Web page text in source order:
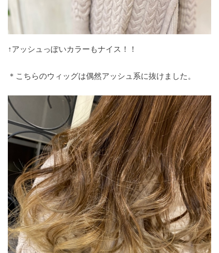
↑アッシュっぽいカラーもナイス！！
＊こちらのウィッグは偶然アッシュ系に抜けました。